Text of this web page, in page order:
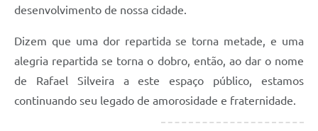
desenvolvimento de nossa cidade.
Dizem que uma dor repartida se torna metade, e uma
alegria repartida se torna o dobro, então, ao dar o nome
de Rafael Silveira a este espaço público, estamos
continuando seu legado de amorosidade e fraternidade.